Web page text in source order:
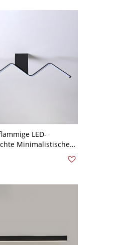
LED-
Minimalistische
für Wohnzimmer
120V 90,17 cm